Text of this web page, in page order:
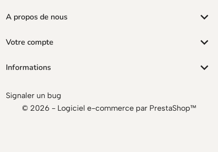
A propos de nous keyboard_arrow_down
Votre compte keyboard_arrow_down
Informations keyboard_arrow_down
Signaler un bug
© 2026 - Logiciel e-commerce par PrestaShop™